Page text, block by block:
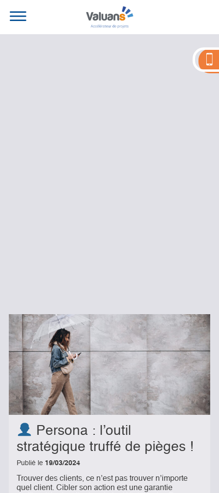
Persona : l’outil
stratégique truffé de pièges !
Publié le 19/03/2024
Trouver des clients, ce n’est pas trouver n’importe
quel client. Cibler son action est une garantie